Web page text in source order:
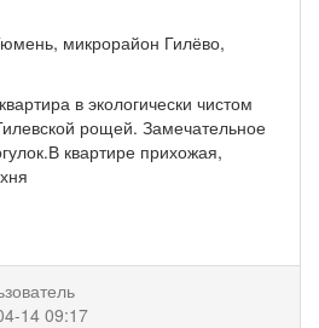
микрорайон Гилёво,
в экологически чистом
рощей. Замечательное
квартире прихожая,
14 09:17